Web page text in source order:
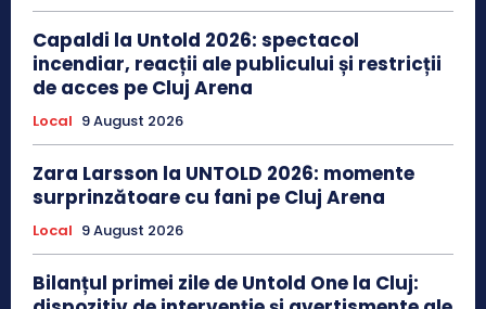
Capaldi la Untold 2026: spectacol
incendiar, reacții ale publicului și restricții
de acces pe Cluj Arena
Local 9 August 2026
Zara Larsson la UNTOLD 2026: momente
surprinzătoare cu fani pe Cluj Arena
Local 9 August 2026
Bilanțul primei zile de Untold One la Cluj: